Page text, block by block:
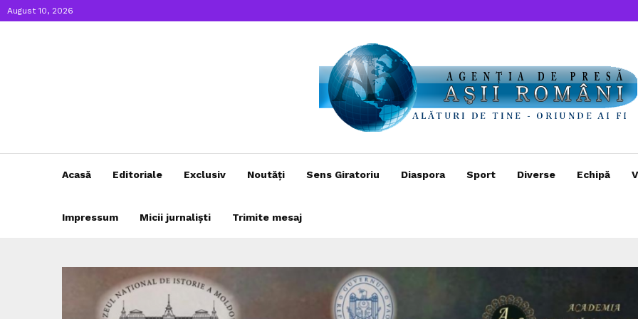
August 10, 2026
Acasă Editoriale Exclusiv Noutăți Sens Giratoriu Diaspora Sport Diverse Echipă
Impressum Micii jurnaliști Trimite mesaj